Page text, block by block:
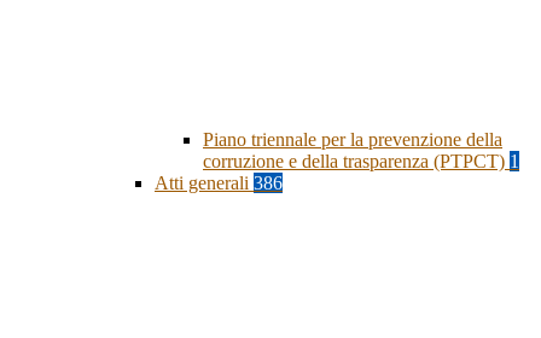
Piano triennale per la prevenzione della
corruzione e della trasparenza (PTPCT) 1
Atti generali 386